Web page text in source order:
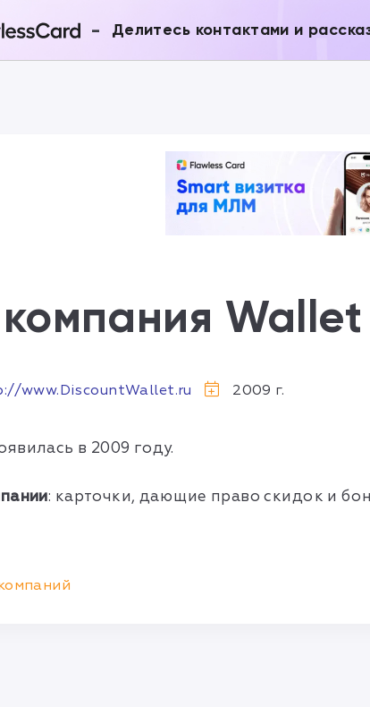
- Делитесь контактами и
Wallet
www.DiscountWallet.ru 2009 г.
в 2009 году.
: карточки, дающие право скидок и